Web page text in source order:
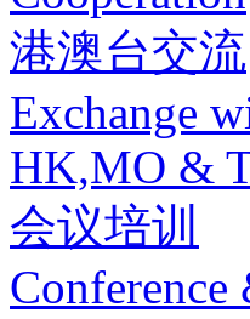
港澳台交流
Exchange
HK,MO &
会议培训